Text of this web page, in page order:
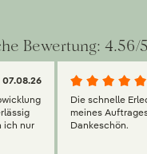
Bewertung: 4.56/5
07.08.26
ich nur
Die schnelle
meines
Dankeschön.